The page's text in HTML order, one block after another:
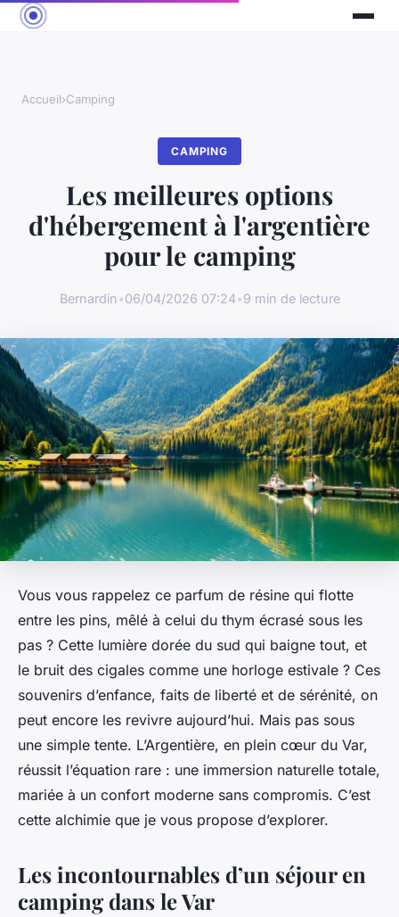
Accueil›Camping
CAMPING
Les meilleures options
d'hébergement à l'argentière
pour le camping
Bernardin•06/04/2026 07:24•9 min de lecture
Vous vous rappelez ce parfum de résine qui flotte
entre les pins, mêlé à celui du thym écrasé sous les
pas ? Cette lumière dorée du sud qui baigne tout, et
le bruit des cigales comme une horloge estivale ? Ces
souvenirs d’enfance, faits de liberté et de sérénité, on
peut encore les revivre aujourd’hui. Mais pas sous
une simple tente. L’Argentière, en plein cœur du Var,
réussit l’équation rare : une immersion naturelle totale,
mariée à un confort moderne sans compromis. C’est
cette alchimie que je vous propose d’explorer.
Les incontournables d’un séjour en
camping dans le Var